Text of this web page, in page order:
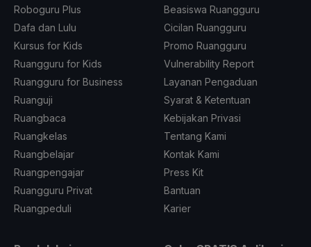
Roboguru Plus
Dafa dan Lulu
Kursus for Kids
Ruangguru for Kids
Ruangguru for Business
Ruanguji
Ruangbaca
Ruangkelas
Ruangbelajar
Ruangpengajar
Ruangguru Privat
Ruangpeduli
Beasiswa Ruangguru
Cicilan Ruangguru
Promo Ruangguru
Vulnerability Report
Layanan Pengaduan
Syarat & Ketentuan
Kebijakan Privasi
Tentang Kami
Kontak Kami
Press Kit
Bantuan
Karier